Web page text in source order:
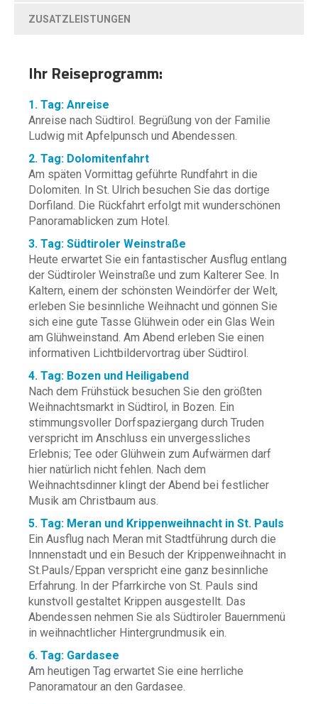
ZUSATZLEISTUNGEN
Ihr Reiseprogramm:
1. Tag: Anreise
Anreise nach Südtirol. Begrüßung von der Familie
Ludwig mit Apfelpunsch und Abendessen.
2. Tag: Dolomitenfahrt
Am späten Vormittag geführte Rundfahrt in die
Dolomiten. In St. Ulrich besuchen Sie das dortige
Dorfiland. Die Rückfahrt erfolgt mit wunderschönen
Panoramablicken zum Hotel.
3. Tag: Südtiroler Weinstraße
Heute erwartet Sie ein fantastischer Ausflug entlang
der Südtiroler Weinstraße und zum Kalterer See. In
Kaltern, einem der schönsten Weindörfer der Welt,
erleben Sie besinnliche Weihnacht und gönnen Sie
sich eine gute Tasse Glühwein oder ein Glas Wein
am Glühweinstand. Am Abend erleben Sie einen
informativen Lichtbildervortrag über Südtirol.
4. Tag: Bozen und Heiligabend
Nach dem Frühstück besuchen Sie den größten
Weihnachtsmarkt in Südtirol, in Bozen. Ein
stimmungsvoller Dorfspaziergang durch Truden
verspricht im Anschluss ein unvergessliches
Erlebnis; Tee oder Glühwein zum Aufwärmen darf
hier natürlich nicht fehlen. Nach dem
Weihnachtsdinner klingt der Abend bei festlicher
Musik am Christbaum aus.
5. Tag: Meran und Krippenweihnacht in St. Pauls
Ein Ausflug nach Meran mit Stadtführung durch die
Innnenstadt und ein Besuch der Krippenweihnacht in
St.Pauls/Eppan verspricht eine ganz besinnliche
Erfahrung. In der Pfarrkirche von St. Pauls sind
kunstvoll gestaltet Krippen ausgestellt. Das
Abendessen nehmen Sie als Südtiroler Bauernmenü
in weihnachtlicher Hintergrundmusik ein.
6. Tag: Gardasee
Am heutigen Tag erwartet Sie eine herrliche
Panoramatour an den Gardasee.